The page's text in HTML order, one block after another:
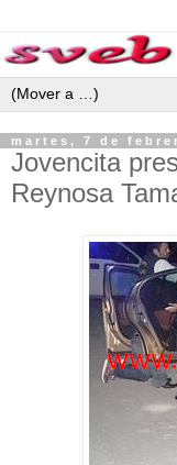
martes, 7 de
Jovencita
Reynosa